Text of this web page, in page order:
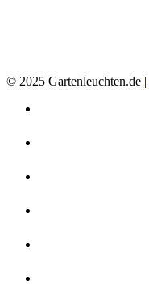
© 2025 Gartenleuchten.de |